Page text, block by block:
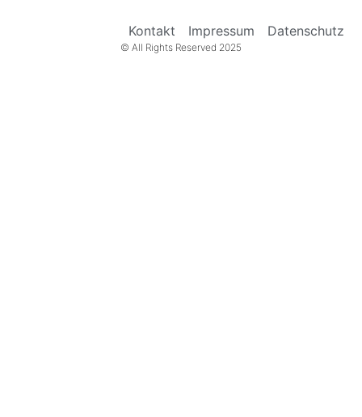
Kontakt Impressum Datenschutz
© All Rights Reserved 2025